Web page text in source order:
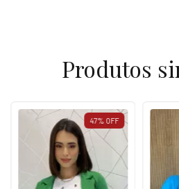
Produtos
47% OFF